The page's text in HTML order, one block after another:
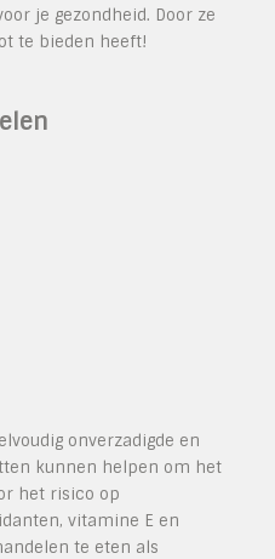
je gezondheid. Door ze
te bieden heeft!
onverzadigde en
kunnen helpen om het
het risico op
vitamine E en
te eten als